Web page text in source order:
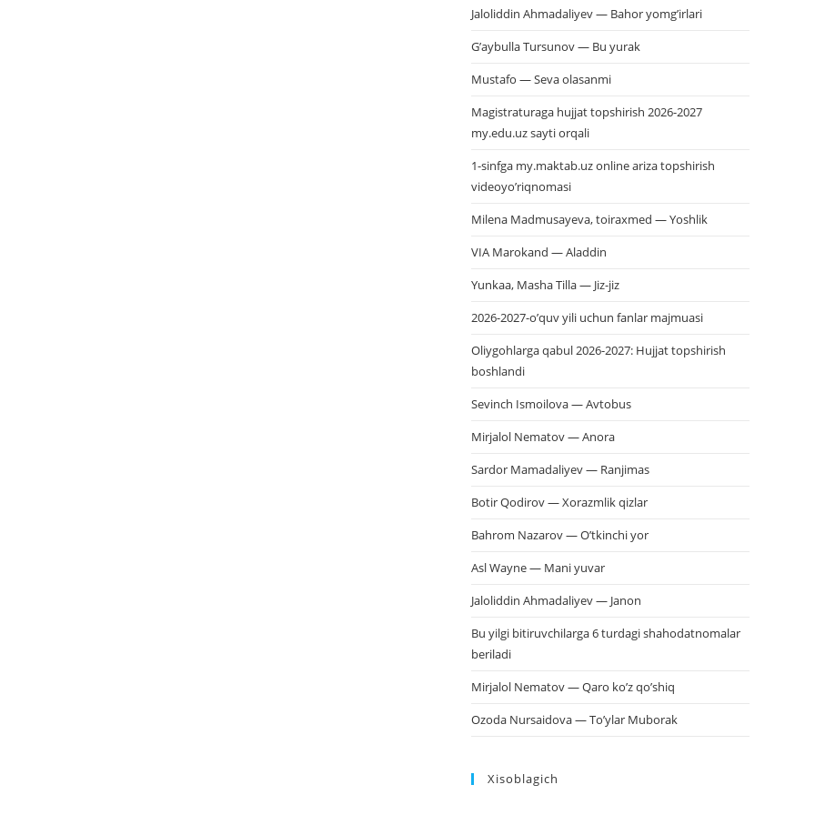
Jaloliddin Ahmadaliyev — Bahor yomg’irlari
G’aybulla Tursunov — Bu yurak
Mustafo — Seva olasanmi
Magistraturaga hujjat topshirish 2026-2027
my.edu.uz sayti orqali
1-sinfga my.maktab.uz online ariza topshirish
videoyo’riqnomasi
Milena Madmusayeva, toiraxmed — Yoshlik
VIA Marokand — Aladdin
Yunkaa, Masha Tilla — Jiz-jiz
2026-2027-o’quv yili uchun fanlar majmuasi
Oliygohlarga qabul 2026-2027: Hujjat topshirish
boshlandi
Sevinch Ismoilova — Avtobus
Mirjalol Nematov — Anora
Sardor Mamadaliyev — Ranjimas
Botir Qodirov — Xorazmlik qizlar
Bahrom Nazarov — O’tkinchi yor
Asl Wayne — Mani yuvar
Jaloliddin Ahmadaliyev — Janon
Bu yilgi bitiruvchilarga 6 turdagi shahodatnomalar
beriladi
Mirjalol Nematov — Qaro ko’z qo’shiq
Ozoda Nursaidova — To’ylar Muborak
Xisoblagich